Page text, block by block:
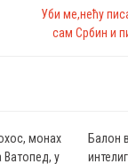
Уби ме,нећу
сам Србин и
монах
Ватопед, у
Балон